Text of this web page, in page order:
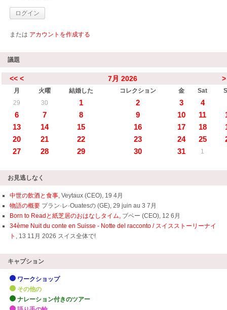
または アカウントを作成する
議題
<< < 7月 2026 >
月 火曜 結婚した コレクション 金 Sat
29
30 1 2 3
4
6
7 8 9 10 11
13
14 15 16 17 18
20
21 22 23 24 25
27
28 29 30 31 1
お見逃しなく
中世の飲酒と食事, Veytaux (CEO), 19 4月
物語の概要 プラン·レ·Ouatesの (GE), 29 juin au 3 7月
Born to Readと紙芝居のおはなしタイム, ブベー (CEO), 12 6月
34ème Nuit du conte en Suisse - Notte del racconto / スイスストーリーナイ
ト , 13 11月 2026 スイス全体で!
キャプション
ワークショップ
その他の
ナレーション付きのツアー